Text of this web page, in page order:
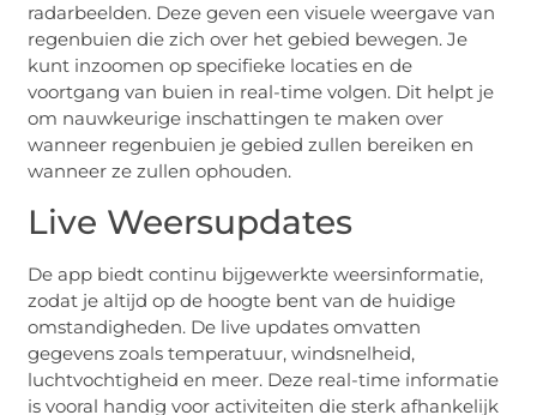
radarbeelden. Deze geven een visuele weergave van
regenbuien die zich over het gebied bewegen. Je
kunt inzoomen op specifieke locaties en de
voortgang van buien in real-time volgen. Dit helpt je
om nauwkeurige inschattingen te maken over
wanneer regenbuien je gebied zullen bereiken en
wanneer ze zullen ophouden.
Live Weersupdates
De app biedt continu bijgewerkte weersinformatie,
zodat je altijd op de hoogte bent van de huidige
omstandigheden. De live updates omvatten
gegevens zoals temperatuur, windsnelheid,
luchtvochtigheid en meer. Deze real-time informatie
is vooral handig voor activiteiten die sterk afhankelijk